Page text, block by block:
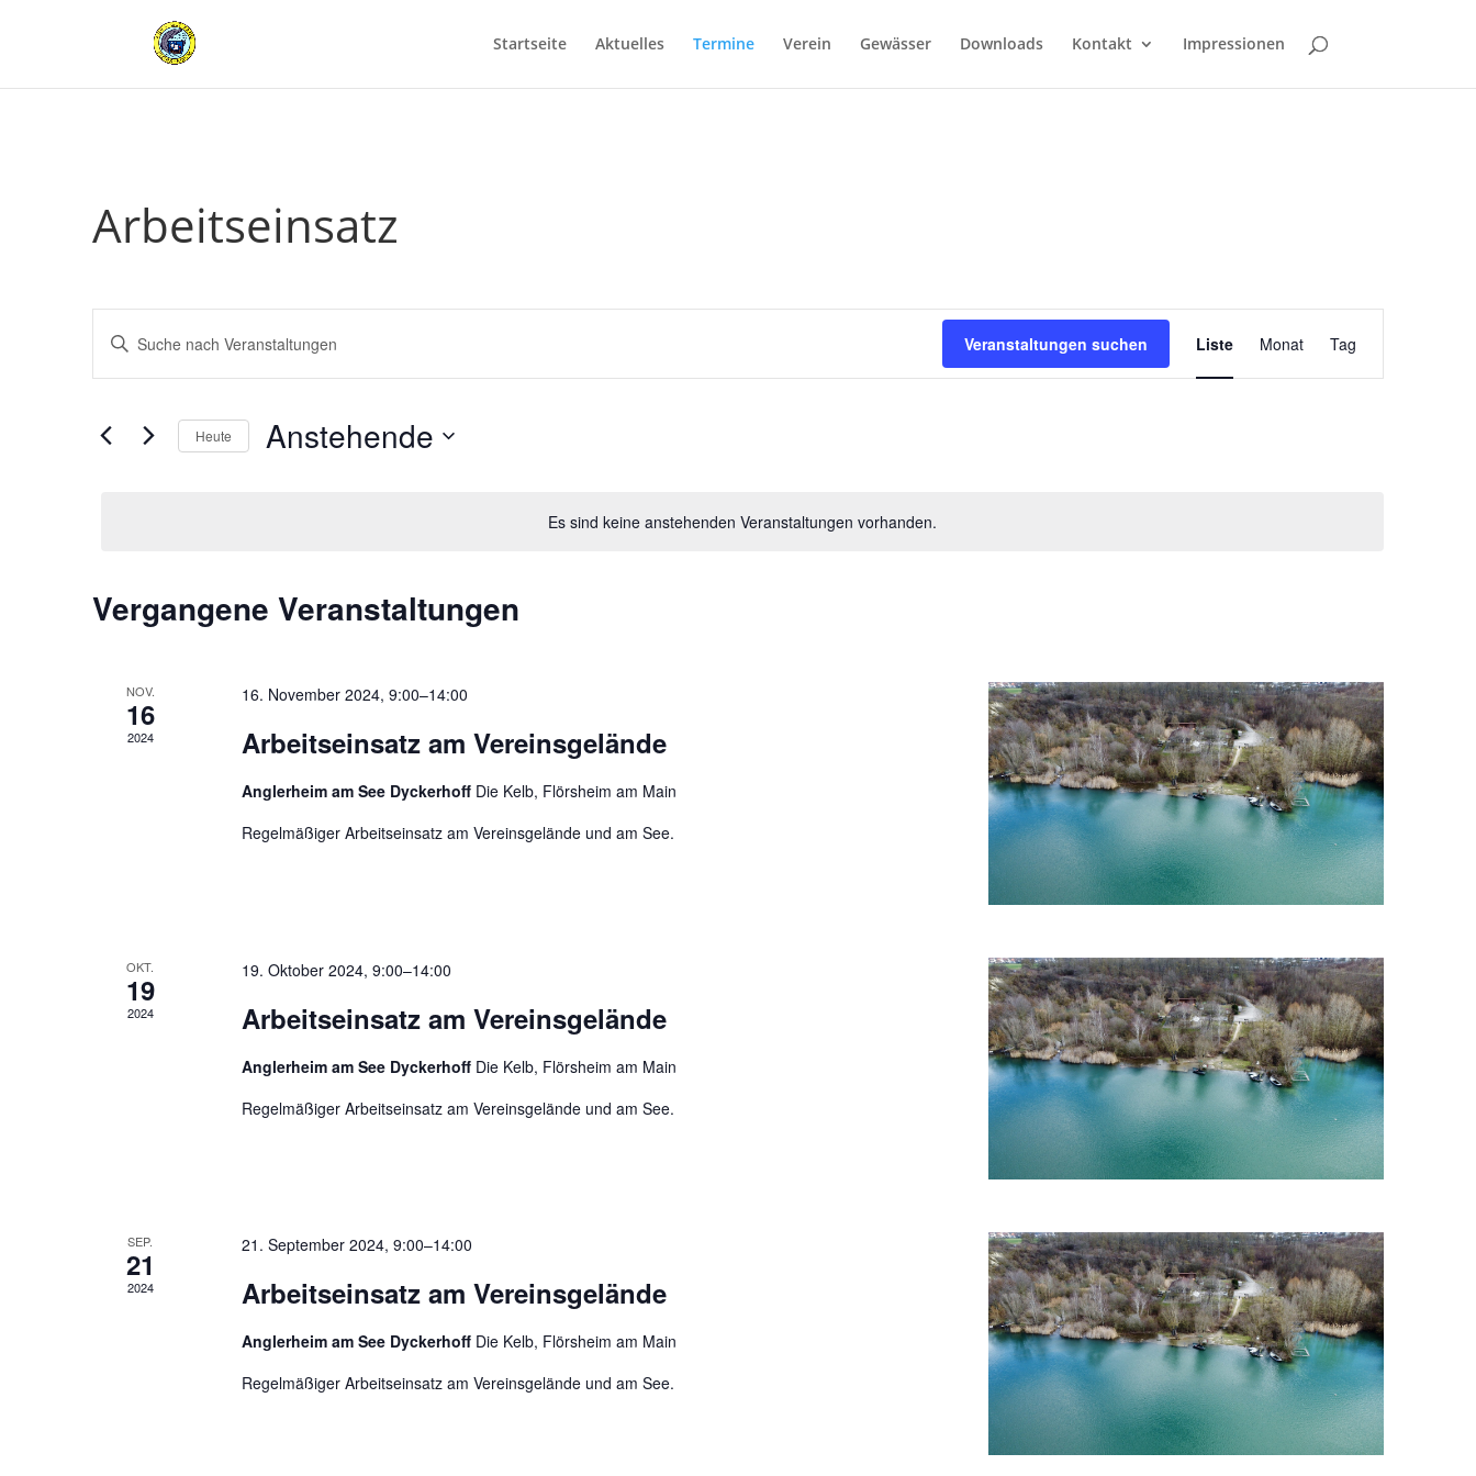
Startseite Aktuelles Termine Verein Gewässer Downloads Kontakt Impressionen
Arbeitseinsatz
Es sind keine anstehenden Veranstaltungen vorhanden.
Veranstaltungen
Suche
und
Navigation
Bitte
Schlüsselwort
eingeben.
nach
Veranstaltungen suchen
Veranstaltung
Ansichten-
Navigation
Liste Monat Tag
Heute Anstehende
Vergangene Veranstaltungen
NOV.
16
2024
16. November 2024, 9:00–14:00
Arbeitseinsatz am Vereinsgelände
Anglerheim am See Dyckerhoff Die Kelb, Flörsheim am Main
Regelmäßiger Arbeitseinsatz am Vereinsgelände und am See.
OKT.
19
2024
19. Oktober 2024, 9:00–14:00
Arbeitseinsatz am Vereinsgelände
Anglerheim am See Dyckerhoff Die Kelb, Flörsheim am Main
Regelmäßiger Arbeitseinsatz am Vereinsgelände und am See.
SEP.
21
2024
21. September 2024, 9:00–14:00
Arbeitseinsatz am Vereinsgelände
Anglerheim am See Dyckerhoff Die Kelb, Flörsheim am Main
Regelmäßiger Arbeitseinsatz am Vereinsgelände und am See.